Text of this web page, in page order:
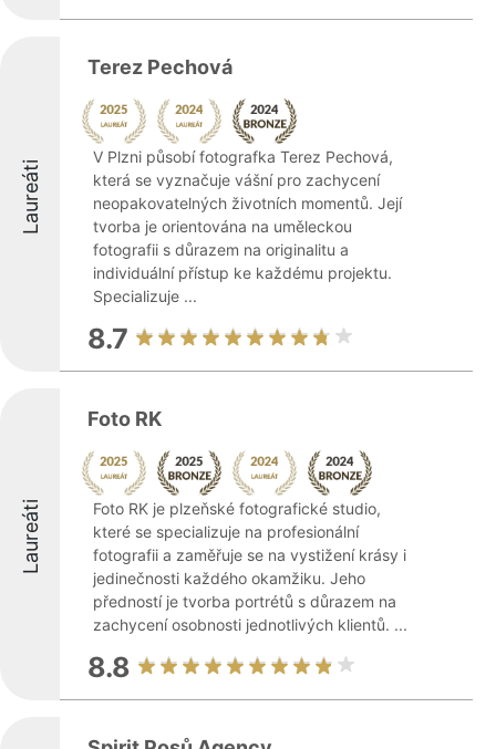
Laureáti
Terez Pechová
V Plzni působí fotografka Terez Pechová,
která se vyznačuje vášní pro zachycení
neopakovatelných životních momentů. Její
tvorba je orientována na uměleckou
fotografii s důrazem na originalitu a
individuální přístup ke každému projektu.
Specializuje ...
8.7
Laureáti
Foto RK
Foto RK je plzeňské fotografické studio,
které se specializuje na profesionální
fotografii a zaměřuje se na vystižení krásy i
jedinečnosti každého okamžiku. Jeho
předností je tvorba portrétů s důrazem na
zachycení osobnosti jednotlivých klientů. ...
8.8